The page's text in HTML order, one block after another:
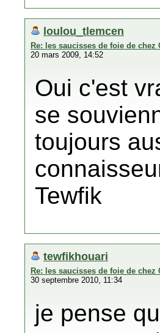
loulou_tlemcen
Re: les saucisses de foie de chez
20 mars 2009, 14:52
Oui c'est
se
toujours
Tewfik
tewfikhouari
Re: les saucisses de foie de chez
30 septembre 2010, 11:34
je pense